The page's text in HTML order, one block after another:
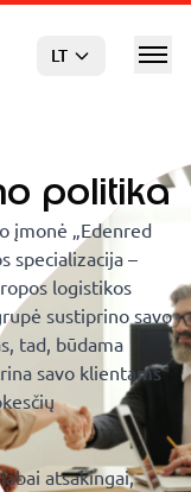
LT
politika
įmonė „Edenred
specializacija –
logistikos
sustiprino savo
tad, būdama
savo klientams
atsakingai,